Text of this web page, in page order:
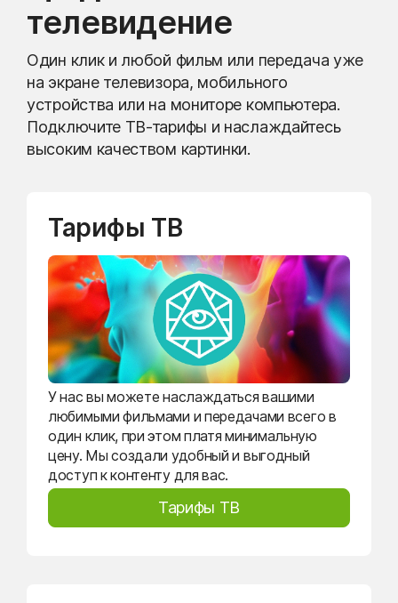
телевидение
Один клик и любой фильм или передача уже
на экране телевизора, мобильного
устройства или на мониторе компьютера.
Подключите ТВ-тарифы и наслаждайтесь
высоким качеством картинки.
Тарифы ТВ
У нас вы можете наслаждаться вашими
любимыми фильмами и передачами всего в
один клик, при этом платя минимальную
цену. Мы создали удобный и выгодный
доступ к контенту для вас.
Тарифы ТВ